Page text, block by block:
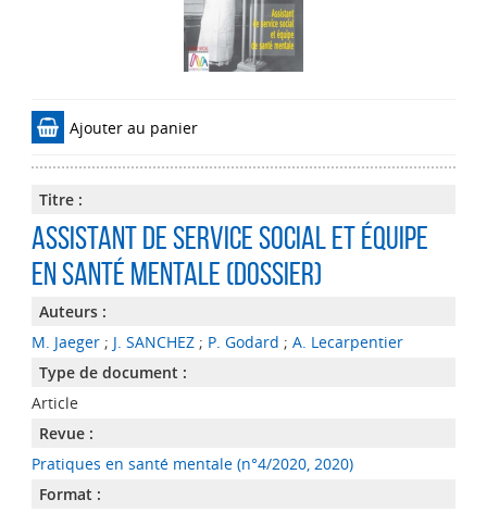
Ajouter au panier
Titre :
Assistant de service social et équipe
en santé mentale (dossier)
Auteurs :
M. Jaeger; J. SANCHEZ; P. Godard ; A. Lecarpentier
Type de document :
Article
Revue :
Pratiques en santé mentale (n°4/2020, 2020)
Format :